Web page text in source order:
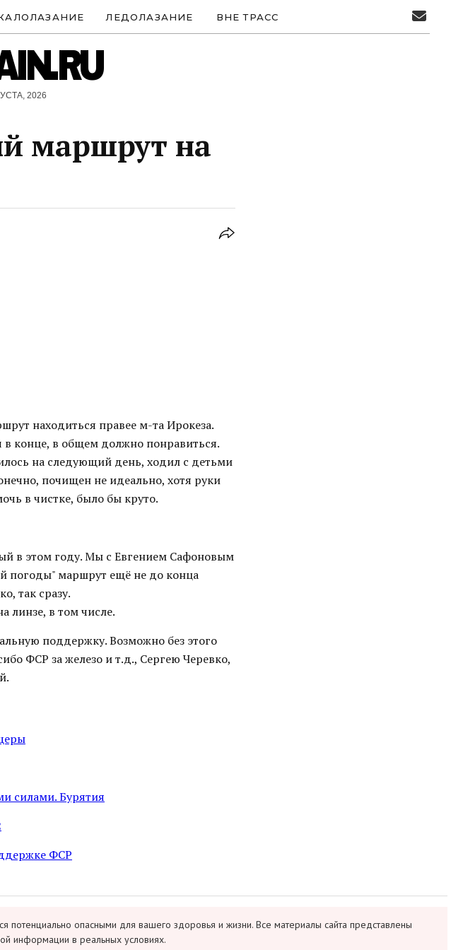
ЛЕДОЛАЗАНИЕ ВНЕ ТРАСС
2026
маршрут на
находиться правее м-та Ирокеза.
конце, в общем должно понравиться.
на следующий день, ходил с детьми
почищен не идеально, хотя руки
в чистке, было бы круто.
в этом году. Мы с Евгением Сафоновым
погоды" маршрут ещё не до конца
так сразу.
линзе, в том числе.
поддержку. Возможно без этого
ФСР за железо и т.д., Сергею Черевко,
силами. Бурятия
ФСР
потенциально опасными для вашего здоровья и жизни. Все материалы сайта представлены
информации в реальных условиях.